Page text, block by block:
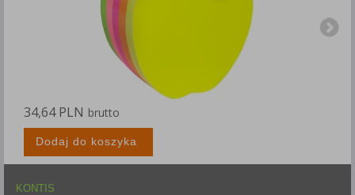
34,64 PLN brutto
Dodaj do koszyka
KONTIS